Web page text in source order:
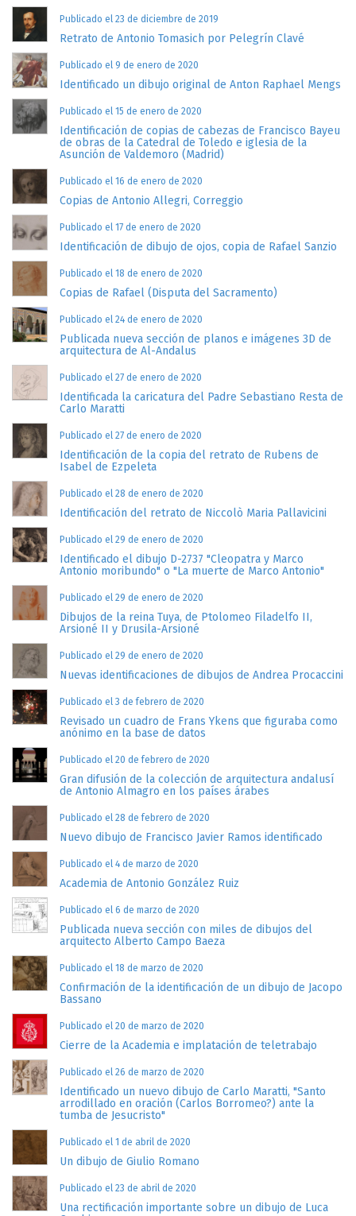
Publicado el 23 de diciembre de 2019
Retrato de Antonio Tomasich por Pelegrín Clavé
Publicado el 9 de enero de 2020
Identificado un dibujo original de Anton Raphael Mengs
Publicado el 15 de enero de 2020
Identificación de copias de cabezas de Francisco Bayeu
de obras de la Catedral de Toledo e iglesia de la
Asunción de Valdemoro (Madrid)
Publicado el 16 de enero de 2020
Copias de Antonio Allegri, Correggio
Publicado el 17 de enero de 2020
Identificación de dibujo de ojos, copia de Rafael Sanzio
Publicado el 18 de enero de 2020
Copias de Rafael (Disputa del Sacramento)
Publicado el 24 de enero de 2020
Publicada nueva sección de planos e imágenes 3D de
arquitectura de Al-Andalus
Publicado el 27 de enero de 2020
Identificada la caricatura del Padre Sebastiano Resta de
Carlo Maratti
Publicado el 27 de enero de 2020
Identificación de la copia del retrato de Rubens de
Isabel de Ezpeleta
Publicado el 28 de enero de 2020
Identificación del retrato de Niccolò Maria Pallavicini
Publicado el 29 de enero de 2020
Identificado el dibujo D-2737 "Cleopatra y Marco
Antonio moribundo" o "La muerte de Marco Antonio"
Publicado el 29 de enero de 2020
Dibujos de la reina Tuya, de Ptolomeo Filadelfo II,
Arsioné II y Drusila-Arsioné
Publicado el 29 de enero de 2020
Nuevas identificaciones de dibujos de Andrea Procaccini
Publicado el 3 de febrero de 2020
Revisado un cuadro de Frans Ykens que figuraba como
anónimo en la base de datos
Publicado el 20 de febrero de 2020
Gran difusión de la colección de arquitectura andalusí
de Antonio Almagro en los países árabes
Publicado el 28 de febrero de 2020
Nuevo dibujo de Francisco Javier Ramos identificado
Publicado el 4 de marzo de 2020
Academia de Antonio González Ruiz
Publicado el 6 de marzo de 2020
Publicada nueva sección con miles de dibujos del
arquitecto Alberto Campo Baeza
Publicado el 18 de marzo de 2020
Confirmación de la identificación de un dibujo de Jacopo
Bassano
Publicado el 20 de marzo de 2020
Cierre de la Academia e implatación de teletrabajo
Publicado el 26 de marzo de 2020
Identificado un nuevo dibujo de Carlo Maratti, "Santo
arrodillado en oración (Carlos Borromeo?) ante la
tumba de Jesucristo"
Publicado el 1 de abril de 2020
Un dibujo de Giulio Romano
Publicado el 23 de abril de 2020
Una rectificación importante sobre un dibujo de Luca